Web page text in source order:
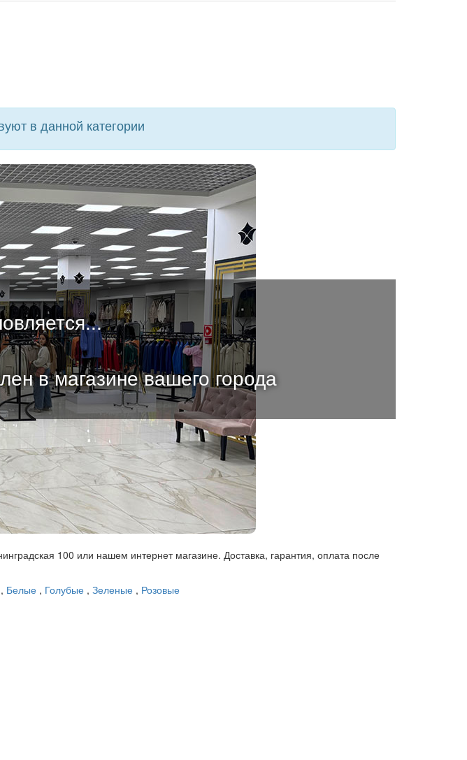
в данной категории
в магазине вашего города
100 или нашем интернет магазине. Доставка, гарантия, оплата после
, Белые , Голубые , Зеленые , Розовые